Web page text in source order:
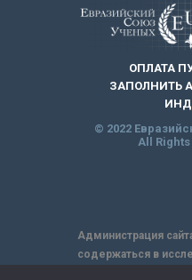
ОПЛАТА
ЗАПОЛНИТЬ
© 2022
All Rights
Администрация
содержаться в